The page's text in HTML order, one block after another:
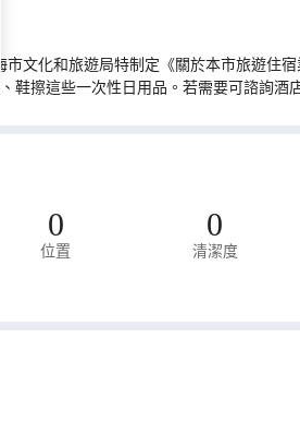
文化和旅遊局特制定《關於本市旅遊住
鞋擦這些一次性日用品。若需要可諮詢酒
0
位置
0
清潔度